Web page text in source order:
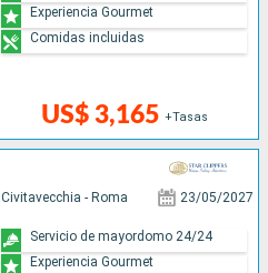
US$ 3,165 +Tasas
Experiencia Gourmet
Comidas incluidas
Civitavecchia - Roma 23/05/2027
Servicio de mayordomo 24/24
Experiencia Gourmet